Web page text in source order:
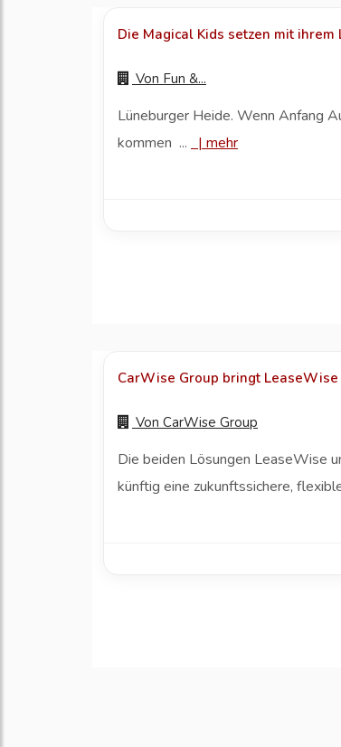
Die Magical Kids setzen mit ihrem
Von Fun &...
Lüneburger Heide. Wenn Anfang
kommen ... |mehr
CarWise Group bringt
Von CarWise Group
Die beiden Lösungen LeaseWise
künftig eine zukunftssichere,